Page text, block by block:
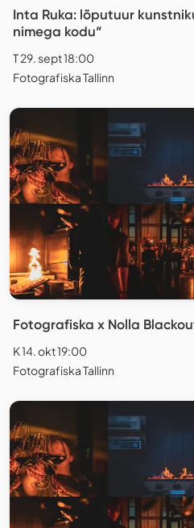
Inta Ruka: lõputuur
nimega kodu“
T 29. sept 18:00
Fotografiska Tallinn
Fotografiska x Nolla
K 14. okt 19:00
Fotografiska Tallinn